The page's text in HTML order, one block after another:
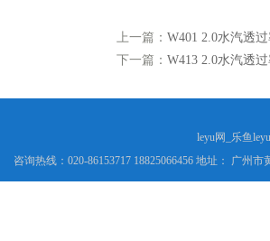
上一篇： W401 2.0水汽透
下一篇： W413 2.0水汽透
leyu网_乐鱼
咨询热线：020-86153717 18825066456 地址： 广州